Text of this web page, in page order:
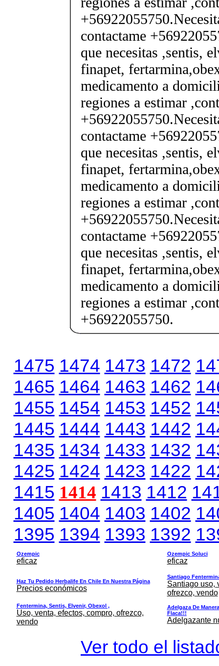
contactame
que necesitas ,sentis,
finapet,
medicamento a
regiones a estimar
contactame
que necesitas ,sentis,
finapet,
medicamento a
regiones a estimar
contactame
que necesitas ,sentis,
finapet,
medicamento a
regiones a estimar
+56922055750.
1475 1474 1473 1472
1465 1464 1463 1462
1455 1454 1453 1452
1445 1444 1443 1442
1435 1434 1433 1432
1425 1424 1423 1422
1415 1414 1413 1412
1405 1404 1403 1402
1395 1394 1393 1392
Ozempic
eficaz
Ozempic Soluci
eficaz
Haz Tu Pedido Herbalife En Chile En Nuestra Página
Precios económicos
Santiago
Santiago uso,
ofrezco, vendo
Fentermina, Sentis, Elvenir, Obexol ,
Uso, venta, efectos, compro, ofrezco,
vendo
Adelgaza De
Flaca!!!
Adelgazante
Ver todo el